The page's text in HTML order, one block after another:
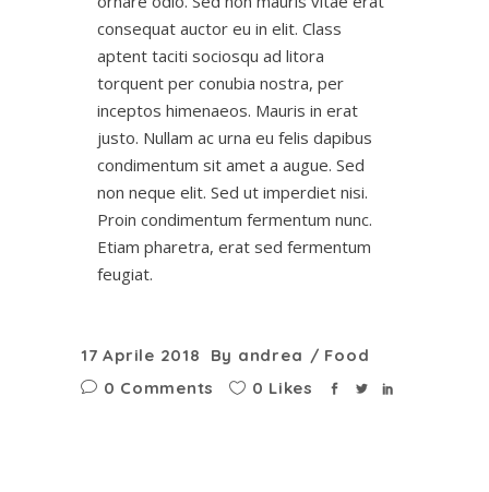
consequat auctor eu in elit. Class
aptent taciti sociosqu ad litora
torquent per conubia nostra, per
inceptos himenaeos. Mauris in erat
justo. Nullam ac urna eu felis dapibus
condimentum sit amet a augue. Sed
non neque elit. Sed ut imperdiet nisi.
Proin condimentum fermentum nunc.
Etiam pharetra, erat sed fermentum
feugiat.
17 Aprile 2018 By andrea
Food
0 Comments
0 Likes